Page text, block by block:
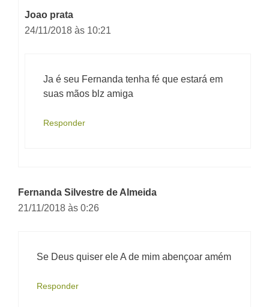
Joao prata
24/11/2018 às 10:21
Ja é seu Fernanda tenha fé que estará em
suas mãos blz amiga
Responder
Fernanda Silvestre de Almeida
21/11/2018 às 0:26
Se Deus quiser ele A de mim abençoar amém
Responder